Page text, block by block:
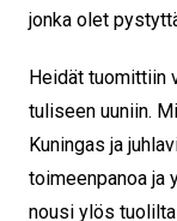
jonka olet
Heidät tuomittiin
tuliseen uuniin.
Kuningas ja
toimeenpanoa ja
nousi ylös tuolilta